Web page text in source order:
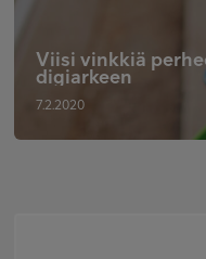
Viisi vinkkiä
digiarkeen
7.2.2020